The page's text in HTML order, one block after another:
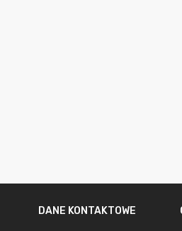
DANE KONTAKTOWE